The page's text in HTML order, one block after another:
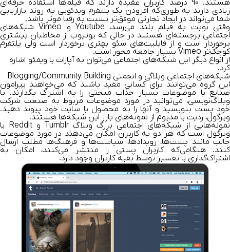
هستند. 90 درصد کاربران عقیده دارند که فیلم‌ها استفاده حرفه‌ای
زیادی دارند به طوری‌که افزودن یک پلتفرم ویدئویی به روند بازاریابی
شما می‌تواند در ایجاد تجارتی موفق‌تر نسبت به رقبا موثر باشد.
وقتی نوبت به فیلم بلند ‌می‌رسد، Youtube و Vimeo شبکه‌های
اجتماعی برجسته‌ای هستند در حالی که یوتیوب از مخاطبان بیشتری
برخوردار است و از قابلیت‌های سئو بهتری برخوردار است ولی پلتفرم
کوچک‌تر Vimeo بسیار جامعه محور است.
از انواع دیگر این شبکه‌های اجتماعی می‌توان به آپارات یا ویمئو اشاره
کرد.
شبکه‌های اجتماعی وبلاگی و انجمنی Blogging/Community Building
این گروه ‌می‌توانند برای کسانی مفید باشند که ‌می‌خواهند پیرامون
صنایع یا موضوعات بسیار جذاب مبحثی را به اشتراک بگذارند. با
وبلاگ‌نویسی، ‌می‌توانید در مورد موضوعات مربوط به صنعت شرکت
خود پست بنویسید و آنها را به محصول یا سایت خود پیوند دهید.
ویرگول، ردیت یا مدیوم از نمونه‌های بارز این شبکه‌ها هستند.
نمونه‌هایی از شبکه‌های اجتماعی بزرگ وبلاگ Tumblr و Reddit یا
ویرگول است که هر دو به کاربران امکان می‌دهند در مورد موضوعات
جالب مانند پست‌ها، رویدادها، سیاست‌ها و فرهنگ‌ها مطلب ارسال
کنند. هنگا‌می‌که کاربران پستی را منتشر ‌می‌کنند، امکان به
اشتراک‌گذاری یا تفسیر توسط بقیه کاربران وجود دارد.